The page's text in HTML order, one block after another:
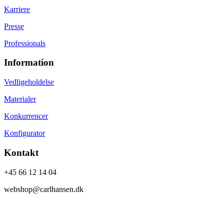
Karriere
Presse
Professionals
Information
Vedligeholdelse
Materialer
Konkurrencer
Konfigurator
Kontakt
+45 66 12 14 04
webshop@carlhansen.dk